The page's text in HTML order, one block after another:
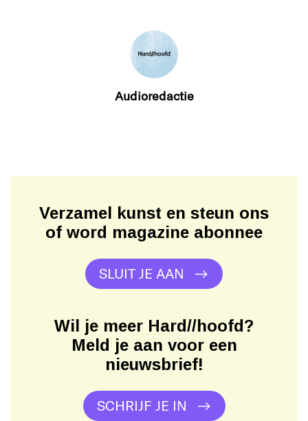
Audioredactie
Verzamel kunst en steun ons
of word magazine abonnee
SLUIT JE AAN
Wil je meer Hard//hoofd?
Meld je aan voor een
nieuwsbrief!
SCHRIJF JE IN